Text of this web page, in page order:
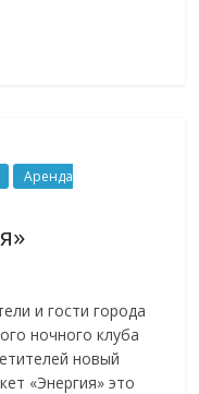
Аренда
и гости города
ночного клуба
новый
«Энергия» это